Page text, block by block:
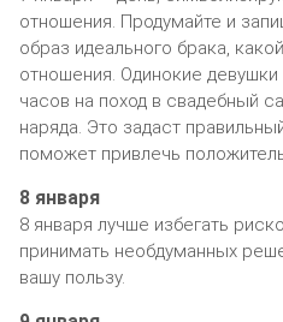
отношения. Продумайте и
образ идеального брака,
отношения. Одинокие девушки
часов на поход в свадебный
наряда. Это задаст
поможет привлечь
8 января
8 января лучше избегать
принимать необдуманных
вашу пользу.